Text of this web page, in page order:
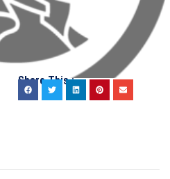
Share This :